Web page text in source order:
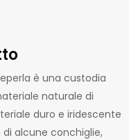
è una custodia
naturale di
duro e iridescente
alcune conchiglie,